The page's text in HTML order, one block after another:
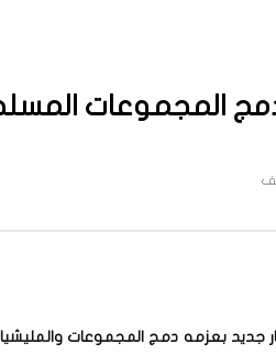
دمج المجموعات
جديد بعزمه دمج المجموعات